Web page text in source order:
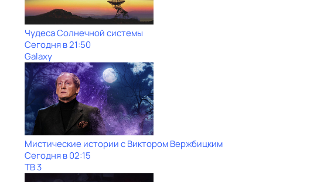
Чудеса Солнечной системы
Сегодня в 21:50
Galaxy
Мистические истории с Виктором Вержбицким
Сегодня в 02:15
ТВ 3